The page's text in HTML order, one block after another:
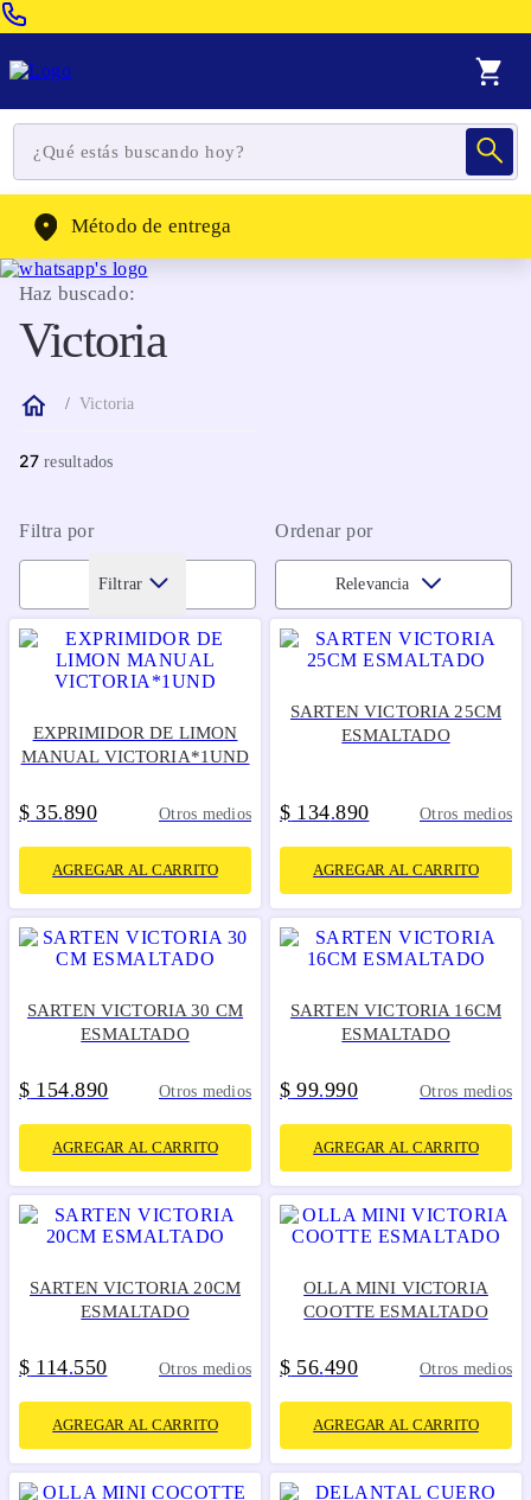
WhatsApp: (302) 262-4104
Método de entrega
Haz buscado:
Victoria
Victoria
27
Filtra por Ordenar por
Filtrar Relevancia
EXPRIMIDOR DE LIMON
MANUAL VICTORIA*1UND
$ 35.890 Otros medios
AGREGAR AL CARRITO
SARTEN VICTORIA 25CM
ESMALTADO
$ 134.890 Otros medios
AGREGAR AL CARRITO
SARTEN VICTORIA 30 CM
ESMALTADO
$ 154.890 Otros medios
AGREGAR AL CARRITO
SARTEN VICTORIA 16CM
ESMALTADO
$ 99.990 Otros medios
AGREGAR AL CARRITO
SARTEN VICTORIA 20CM
ESMALTADO
$ 114.550 Otros medios
AGREGAR AL CARRITO
OLLA MINI VICTORIA
COOTTE ESMALTADO
$ 56.490 Otros medios
AGREGAR AL CARRITO